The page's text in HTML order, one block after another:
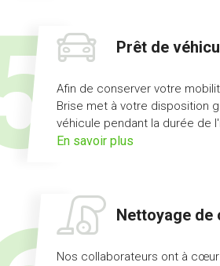
offert
Prêt de
Afin de conserver votre
Brise met à votre disposition
véhicule pendant la durée de
En savoir plus
véhicule
Nettoyage de
Nos collaborateurs ont à